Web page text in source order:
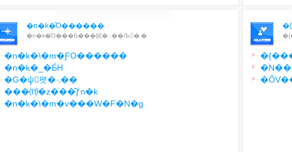
�n�k�̑O������
�n�k�̑O���Ƃ���錻�ۂ��Љ�܂�
�n�k�\�m�ƑO������
�n�k�_�Ƃ́H
�G�ψُ팻�ۂ̎��
���⑾�z�̈��͂ƒn�k
�n�k�\�m�v���W�F�N�g